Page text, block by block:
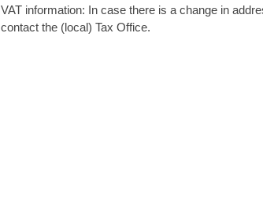
VAT information: In case there is a change in
contact the (local) Tax Office.